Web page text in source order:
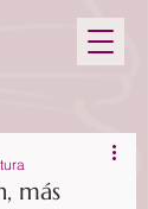
más